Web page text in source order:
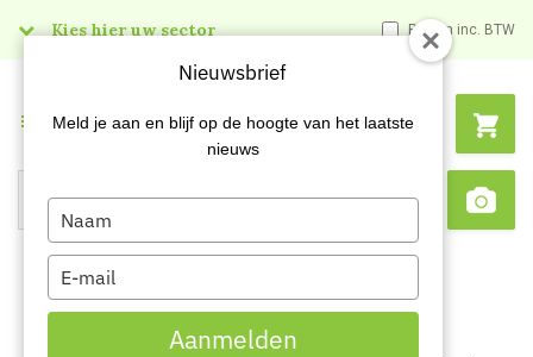
Kies hier uw sector Prijzen inc. BTW
Search
Menu
Nieuwsbrief
Meld je aan en blijf op de hoogte van het laatste
nieuws
Type
your
name
Type
your
email
Aanmelden